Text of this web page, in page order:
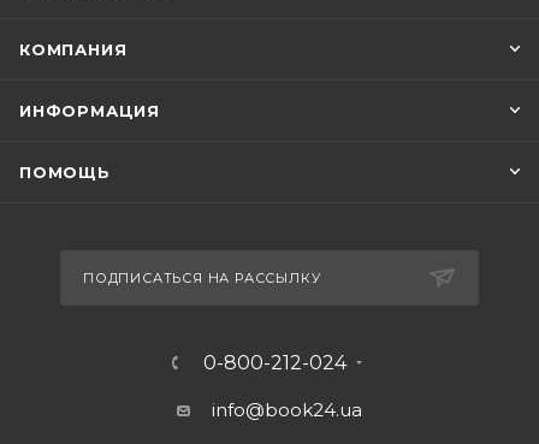
КОМПАНИЯ
ИНФОРМАЦИЯ
ПОМОЩЬ
ПОДПИСАТЬСЯ НА РАССЫЛКУ
0-800-212-024
info@book24.ua